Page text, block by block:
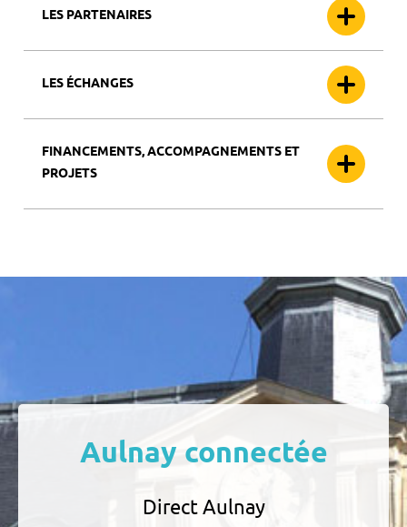
LES PARTENAIRES
LES ÉCHANGES
FINANCEMENTS, ACCOMPAGNEMENTS ET
PROJETS
Aulnay connectée
Direct Aulnay